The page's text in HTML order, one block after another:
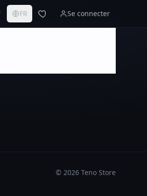
FR Se connecter
© 2026 Teno Store